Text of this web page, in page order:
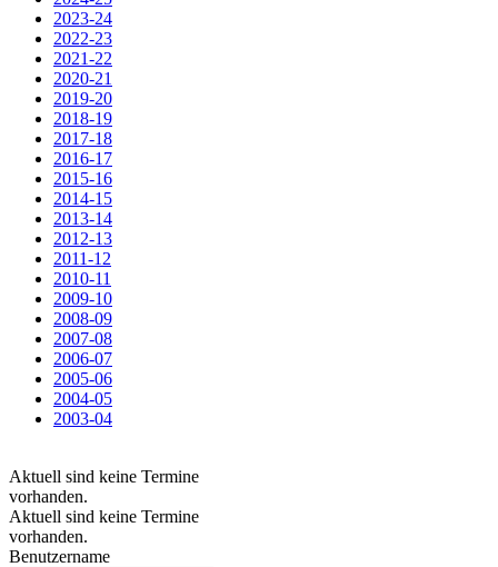
2023-24
2022-23
2021-22
2020-21
2019-20
2018-19
2017-18
2016-17
2015-16
2014-15
2013-14
2012-13
2011-12
2010-11
2009-10
2008-09
2007-08
2006-07
2005-06
2004-05
2003-04
Aktuell sind keine Termine
vorhanden.
Aktuell sind keine Termine
vorhanden.
Benutzername